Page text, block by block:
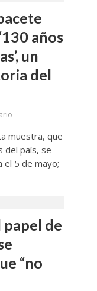
años
un
del
muestra, que
del país, se
el 5 de mayo;
papel de
“no